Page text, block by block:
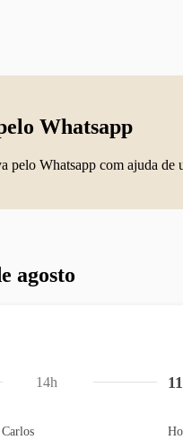
Whatsapp
pelo Whatsapp com ajuda de
agosto
14h